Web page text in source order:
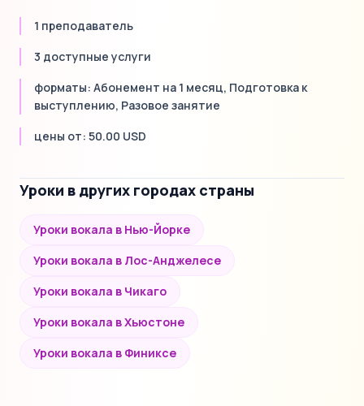
1 преподаватель
3 доступные услуги
форматы: Абонемент на 1 месяц, Подготовка к
выступлению, Разовое занятие
цены от: 50.00 USD
Уроки в других городах страны
Уроки вокала в Нью-Йорке
Уроки вокала в Лос-Анджелесе
Уроки вокала в Чикаго
Уроки вокала в Хьюстоне
Уроки вокала в Финиксе